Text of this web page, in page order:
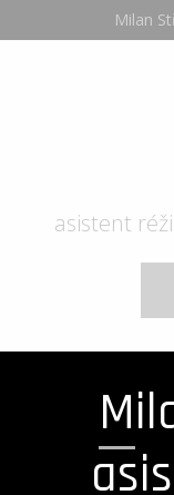
Milan
asistent
Milan Středa –